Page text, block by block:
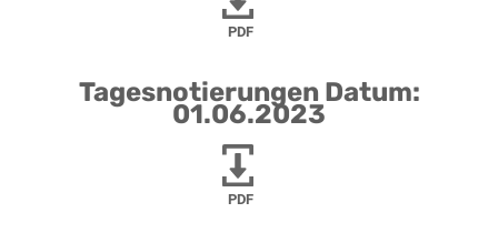
PDF
Tagesnotierungen Datum:
01.06.2023
PDF